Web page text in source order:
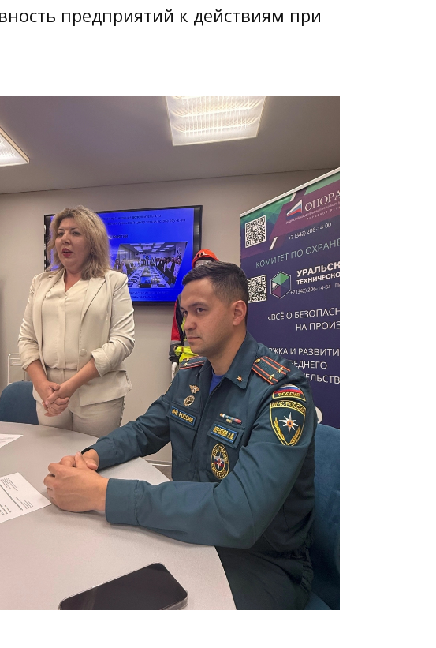
предприятий к действиям при